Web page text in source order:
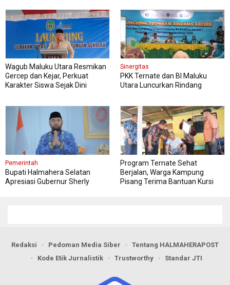
Wagub Maluku Utara Resmikan
Gercep dan Kejar, Perkuat
Karakter Siswa Sejak Dini
Sinergitas
PKK Ternate dan BI Maluku
Utara Luncurkan Rindang
Pemerintah
Bupati Halmahera Selatan
Apresiasi Gubernur Sherly
Program Ternate Sehat
Berjalan, Warga Kampung
Pisang Terima Bantuan Kursi
Redaksi Pedoman Media Siber
Tentang HALMAHERAPOST
Kode Etik Jurnalistik
Trustworthy Standar JTI